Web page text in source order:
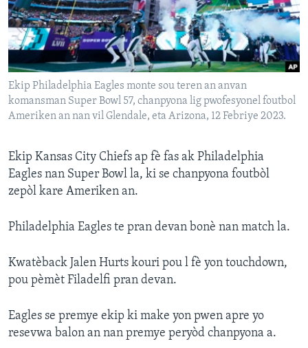
Languages
Ekip Philadelphia Eagles monte sou teren an anvan
komansman Super Bowl 57, chanpyona lig pwofesyonel foutbol
Ameriken an nan vil Glendale, eta Arizona, 12 Febriye 2023.
Ekip Kansas City Chiefs ap fè fas ak Philadelphia
Eagles nan Super Bowl la, ki se chanpyona foutbòl
zepòl kare Ameriken an.
Philadelphia Eagles te pran devan bonè nan match la.
Kwatèback Jalen Hurts kouri pou l fè yon touchdown,
pou pèmèt Filadelfi pran devan.
Eagles se premye ekip ki make yon pwen apre yo
resevwa balon an nan premye peryòd chanpyona a.